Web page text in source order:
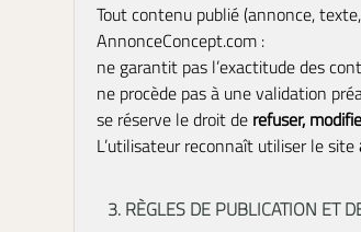
Tout contenu publié (annonce,
AnnonceConcept.com :
ne garantit pas l’exactitude des
ne procède pas à une validation
se réserve le droit de refuser,
L’utilisateur reconnaît utiliser le site
3. RÈGLES DE PUBLICATION ET